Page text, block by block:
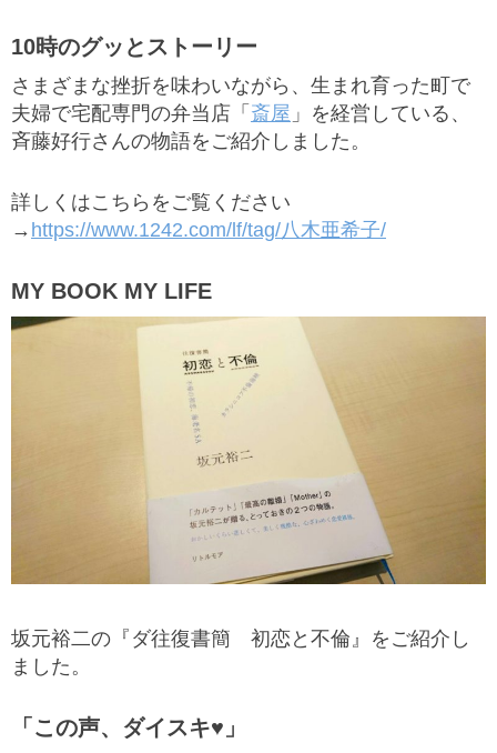
10時のグッとストーリー
さまざまな挫折を味わいながら、生まれ育った町で
夫婦で宅配専門の弁当店「 斎屋 」を経営している、
斉藤好行さんの物語をご紹介しました。
詳しくはこちらをご覧ください
→ https://www.1242.com/lf/tag/八木亜希子/
MY BOOK MY LIFE
坂元裕二の『 ダ往復書簡 初恋と不倫 』をご紹介し
ました。
「この声、ダイスキ♥」